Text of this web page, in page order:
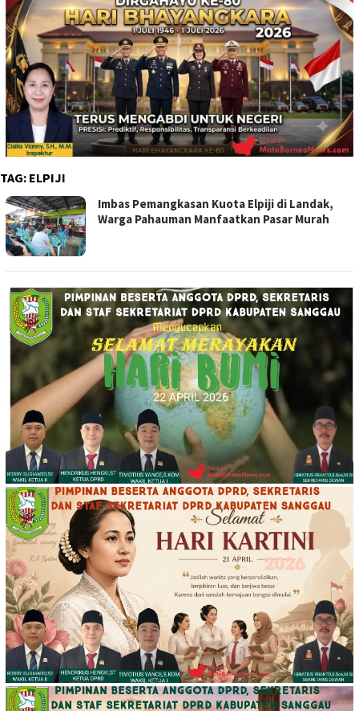
TAG: ELPIJI
⁠Imbas Pemangkasan Kuota Elpiji di Landak,
Warga Pahauman Manfaatkan Pasar Murah